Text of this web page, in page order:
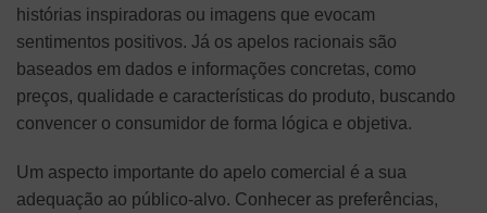
histórias inspiradoras ou imagens que evocam
sentimentos positivos. Já os apelos racionais são
baseados em dados e informações concretas, como
preços, qualidade e características do produto, buscando
convencer o consumidor de forma lógica e objetiva.
Um aspecto importante do apelo comercial é a sua
adequação ao público-alvo. Conhecer as preferências,